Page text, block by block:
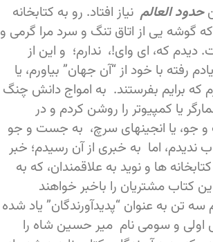
حدود العالم نیاز افتاد. رو به کتابخانه
که گوشه یی از اتاق تنگ و سرد مرا گرمی و
که، ای وای!، ندارم؛ و این از
رفته با خود از “آن جهان” بیاورم، یا
که برایم بفرستند. به امواج دانش چنگ
یا کمپیوتر را روشن کردم و در
جو، یا انجینهای سرچ، به جست و جو
ندیدم، اما به خبری از آن رسیدم؛ خبر
ها و نوید به علاقمندان، که به
کتاب مشتریان را باخبر خواهند
تن به عنوان “پدیدآورندگان” یاد شده
و سومی نام میر حسین شاه را